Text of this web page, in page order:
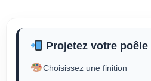
Projetez votre poêle
Choisissez une finition